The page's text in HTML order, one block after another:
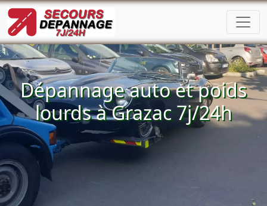
Dépannage auto et poids
lourds à Grazac 7j/24h